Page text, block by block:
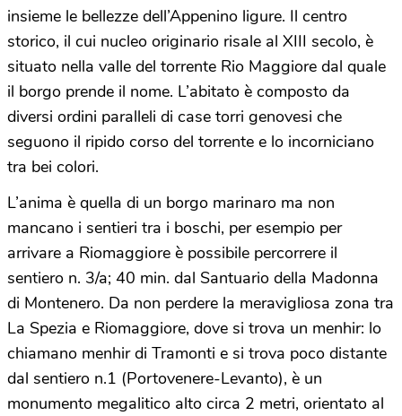
insieme le bellezze dell’Appenino ligure. Il centro
storico, il cui nucleo originario risale al XIII secolo, è
situato nella valle del torrente Rio Maggiore dal quale
il borgo prende il nome. L’abitato è composto da
diversi ordini paralleli di case torri genovesi che
seguono il ripido corso del torrente e lo incorniciano
tra bei colori.
L’anima è quella di un borgo marinaro ma non
mancano i sentieri tra i boschi, per esempio per
arrivare a Riomaggiore è possibile percorrere il
sentiero n. 3/a; 40 min. dal Santuario della Madonna
di Montenero. Da non perdere la meravigliosa zona tra
La Spezia e Riomaggiore, dove si trova un menhir: lo
chiamano menhir di Tramonti e si trova poco distante
dal sentiero n.1 (Portovenere-Levanto), è un
monumento megalitico alto circa 2 metri, orientato al